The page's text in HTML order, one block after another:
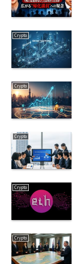
Crypto
Crypto
Crypto
Crypto
Crypto